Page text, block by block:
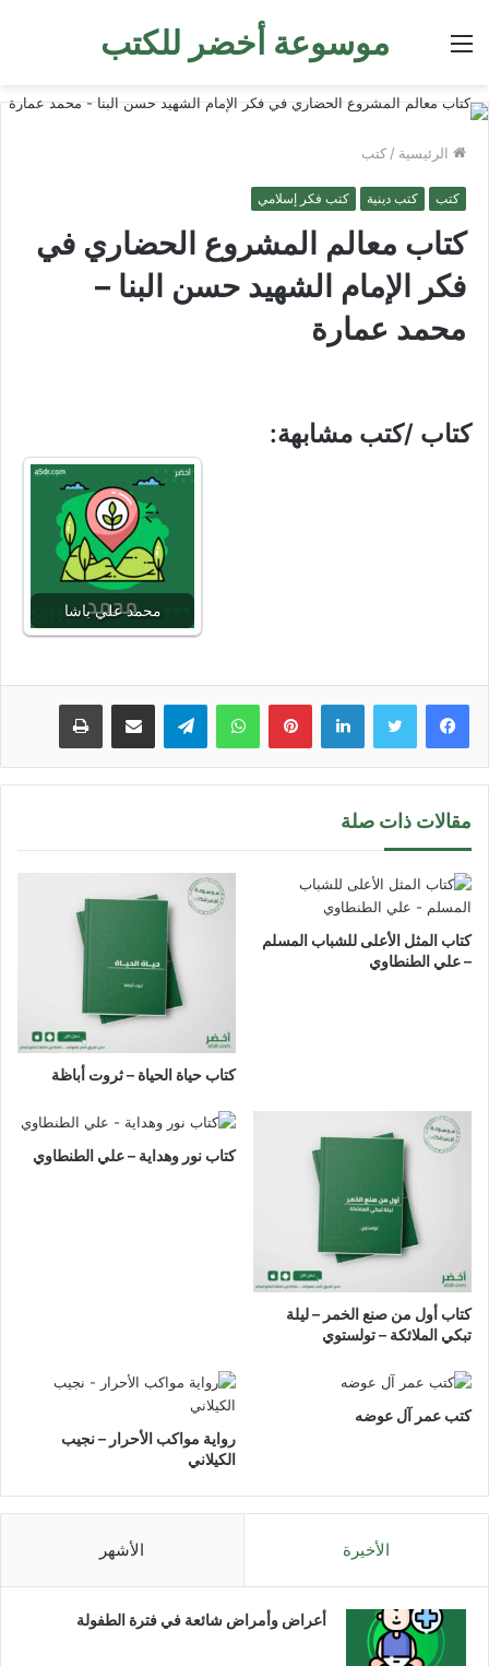
موسوعة أخضر للكتب القائمة
الرئيسية / كتب
كتب كتب دينية كتب فكر إسلامي
كتاب معالم المشروع الحضاري في
فكر الإمام الشهيد حسن البنا –
محمد عمارة
كتاب /كتب مشابهة:
محمد علي باشا
لينكدإن بينتيريستواتساب تيلقرام مشاركة عبر البريد طباعة
مقالات ذات صلة
كتاب المثل الأعلى للشباب المسلم
– علي الطنطاوي
كتاب حياة الحياة – ثروت أباظة
كتاب أول من صنع الخمر – ليلة
تبكي الملائكة – تولستوي
كتاب نور وهداية – علي الطنطاوي
كتب عمر آل عوضه
رواية مواكب الأحرار – نجيب
الكيلاني
الأخيرة الأشهر
أعراض وأمراض شائعة في فترة الطفولة